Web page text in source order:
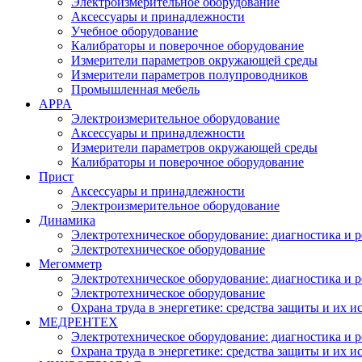
Аксессуары и принадлежности
Учебное оборудование
Калибраторы и поверочное оборудование
Измерители параметров окружающей среды
Измерители параметров полупроводников
Промышленная мебель
APPA
Электроизмерительное оборудование
Аксессуары и принадлежности
Измерители параметров окружающей среды
Калибраторы и поверочное оборудование
Прист
Аксессуары и принадлежности
Электроизмерительное оборудование
Динамика
Электротехническое оборудование: диагностика и
Электротехническое оборудование
Мегомметр
Электротехническое оборудование: диагностика и
Электротехническое оборудование
Охрана труда в энергетике: средства защиты и их
МЕДРЕНТЕХ
Электротехническое оборудование: диагностика и
Охрана труда в энергетике: средства защиты и их